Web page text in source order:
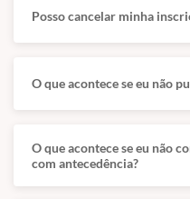
Posso cancelar minha
O que acontece se eu não
O que acontece se eu não
com antecedência?